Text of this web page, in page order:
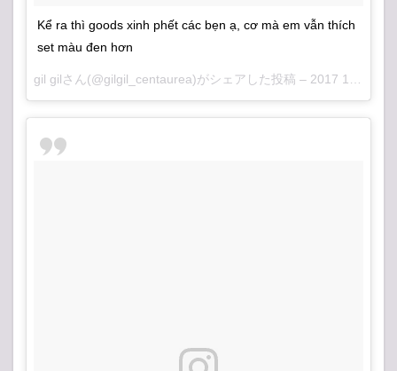
Kể ra thì goods xinh phết các bẹn ạ, cơ mà em vẫn thích
set màu đen hơn
gil gilさん(@gilgil_centaurea)がシェアした投稿 – 2017 10月 13 4:39午後 PDT